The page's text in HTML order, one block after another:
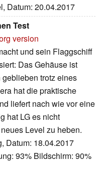
Datum: 20.04.2017
Test
version
und sein Flaggschiff
Das Gehäuse ist
trotz eines
hat die praktische
liefert nach wie vor eine
hat LG es nicht
Level zu heben.
Datum: 18.04.2017
93% Bildschirm: 90%